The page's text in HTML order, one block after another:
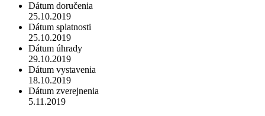
Dátum doručenia
25.10.2019
Dátum splatnosti
25.10.2019
Dátum úhrady
29.10.2019
Dátum vystavenia
18.10.2019
Dátum zverejnenia
5.11.2019